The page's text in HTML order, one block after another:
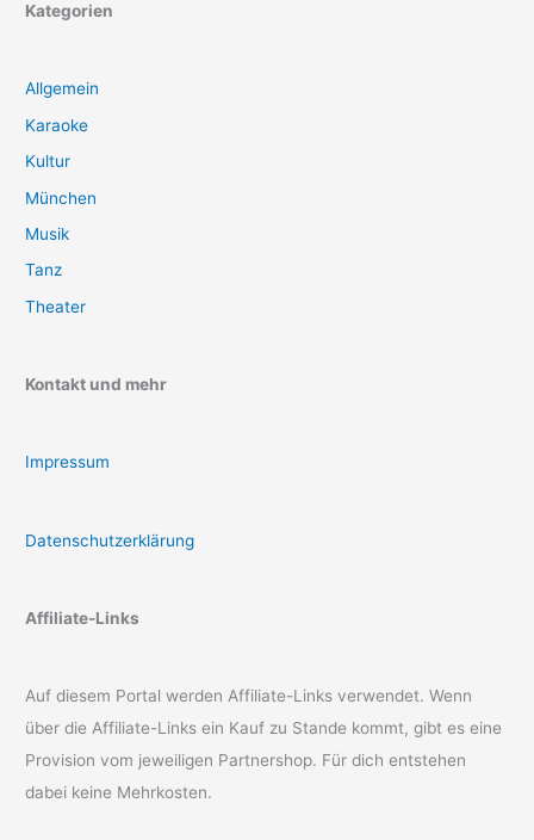
Kategorien
Allgemein
Karaoke
Kultur
München
Musik
Tanz
Theater
Kontakt und mehr
Impressum
Datenschutzerklärung
Affiliate-Links
Auf diesem Portal werden Affiliate-Links verwendet. Wenn
über die Affiliate-Links ein Kauf zu Stande kommt, gibt es eine
Provision vom jeweiligen Partnershop. Für dich entstehen
dabei keine Mehrkosten.